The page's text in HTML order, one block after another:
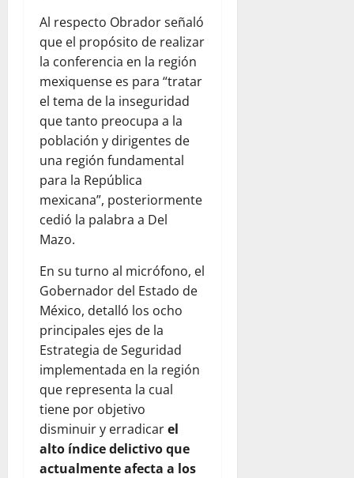
Al respecto Obrador señaló
que el propósito de realizar
la conferencia en la región
mexiquense es para “tratar
el tema de la inseguridad
que tanto preocupa a la
población y dirigentes de
una región fundamental
para la República
mexicana”, posteriormente
cedió la palabra a Del
Mazo.
En su turno al micrófono, el
Gobernador del Estado de
México, detalló los ocho
principales ejes de la
Estrategia de Seguridad
implementada en la región
que representa la cual
tiene por objetivo
disminuir y erradicarel
alto índice delictivo que
actualmente afecta a los